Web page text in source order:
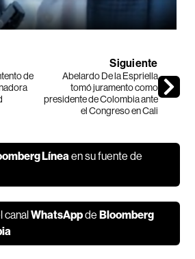
de
Siguiente
Abelardo De la Espriella
tomó juramento como
presidente de Colombia ante
el Congreso en Cali
Línea en su fuente de
canalWhatsAppdeBloomberg